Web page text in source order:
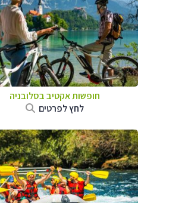
חופשות אקטיב בסלובניה
לחץ לפרטים